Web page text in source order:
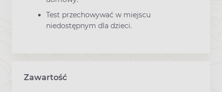
Test przechowywać w miejscu
niedostępnym dla dzieci.
Zawartość